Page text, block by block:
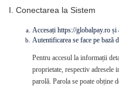
I. Conectarea la Sistem
Accesați https://globalpay.ro și
Autentificarea se face pe bază
Pentru accesul la informații
proprietate, respectiv
parolă. Parola se poate obține